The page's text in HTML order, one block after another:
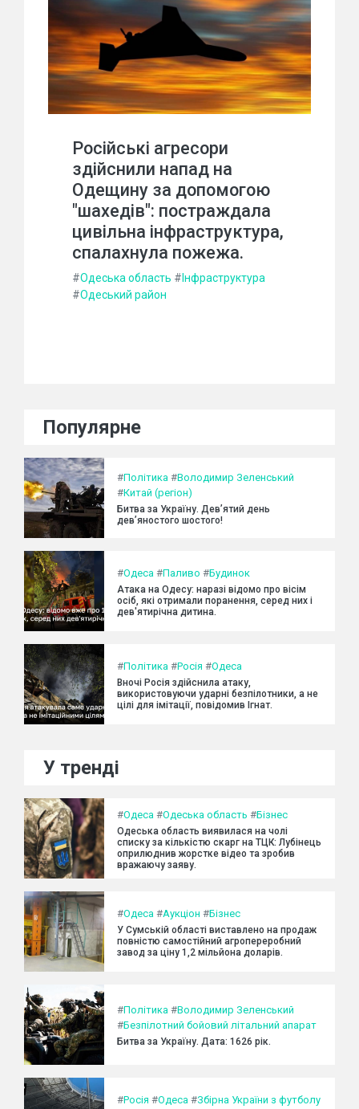
Російські агресори
здійснили напад на
Одещину за допомогою
"шахедів": постраждала
цивільна інфраструктура,
спалахнула пожежа.
#Одеська область # Інфраструктура
#Одеський район
Популярне
#Політика #Володимир Зеленський
#Китай (регіон)
Битва за Україну. Дев’ятий день
дев’яностого шостого!
#Одеса #Паливо #Будинок
Атака на Одесу: наразі відомо про вісім
осіб, які отримали поранення, серед них і
дев'ятирічна дитина.
#Політика #Росія #Одеса
Вночі Росія здійснила атаку,
використовуючи ударні безпілотники, а не
цілі для імітації, повідомив Ігнат.
У тренді
#Одеса #Одеська область #Бізнес
Одеська область виявилася на чолі
списку за кількістю скарг на ТЦК: Лубінець
оприлюднив жорстке відео та зробив
вражаючу заяву.
#Одеса #Аукціон #Бізнес
У Сумській області виставлено на продаж
повністю самостійний агропереробний
завод за ціну 1,2 мільйона доларів.
#Політика #Володимир Зеленський
#Безпілотний бойовий літальний апарат
Битва за Україну. Дата: 1626 рік.
#Росія #Одеса #Збірна України з футболу